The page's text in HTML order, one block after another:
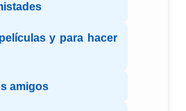
y para hacer
amigos